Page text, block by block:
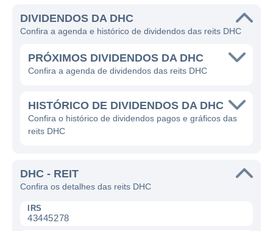
DIVIDENDOS DA DHC
Confira a agenda e histórico de dividendos das reits DHC
PRÓXIMOS DIVIDENDOS DA DHC
Confira a agenda de dividendos das reits DHC
HISTÓRICO DE DIVIDENDOS DA DHC
Confira o histórico de dividendos pagos e gráficos das
reits DHC
DHC - REIT
Confira os detalhes das reits DHC
IRS
43445278